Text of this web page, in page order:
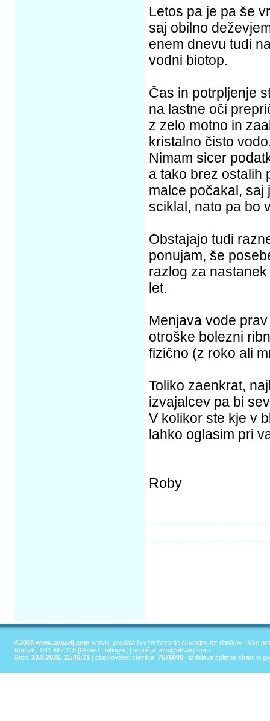
Letos pa je pa še
saj obilno
enem dnevu tudi
vodni biotop.
Čas in potrpljenje
na lastne oči
z zelo motno in
kristalno čisto
Nimam sicer
a tako brez ostalih
malce počakal, saj
sciklal, nato pa bo
Obstajajo tudi
ponujam, še
razlog za
let.
Menjava vode
otroške bolezni
fizično (z roko ali
Toliko zaenkrat,
izvajalcev pa bi
V kolikor ste kje v
lahko oglasim pri
Roby
©2018 www.akvarij.com servis, prodaja in vzdrževanje akvarijev ter ribnikov | Vse
Kontakt: 041 697 116 [Robert Leitinger] | e-pošta: info@akvarij.com
Smo: 10.8.2026, 11:46:21 | obiskovalec številka: 7576008 | Izdelava spletne strani in